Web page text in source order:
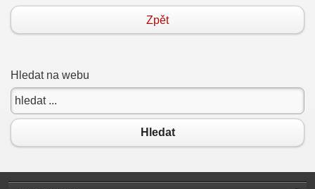
Zpět
Hledat na webu
Hledat